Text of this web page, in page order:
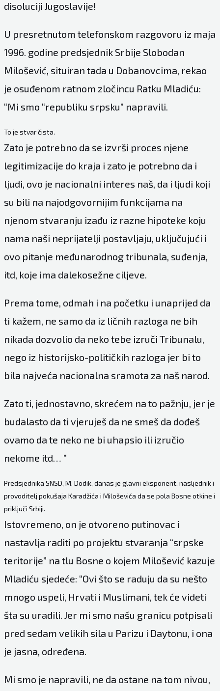
disoluciji Jugoslavije!
U presretnutom telefonskom razgovoru iz maja
1996. godine predsjednik Srbije Slobodan
Milošević, situiran tada u Dobanovcima, rekao
je osuđenom ratnom zločincu Ratku Mladiću:
“Mi smo “republiku srpsku” napravili.
To je stvar čista.
Zato je potrebno da se izvrši proces njene
legitimizacije do kraja i zato je potrebno da i
ljudi, ovo je nacionalni interes naš, da i ljudi koji
su bili na najodgovornijim funkcijama na
njenom stvaranju izađu iz razne hipoteke koju
nama naši neprijatelji postavljaju, uključujući i
ovo pitanje međunarodnog tribunala, suđenja,
itd, koje ima dalekosežne ciljeve.
Prema tome, odmah i na početku i unaprijed da
ti kažem, ne samo da iz ličnih razloga ne bih
nikada dozvolio da neko tebe izruči Tribunalu,
nego iz historijsko-političkih razloga jer bi to
bila najveća nacionalna sramota za naš narod.
Zato ti, jednostavno, skrećem na to pažnju, jer je
budalasto da ti vjeruješ da ne smeš da dođeš
ovamo da te neko ne bi uhapsio ili izručio
nekome itd… ”
Predsjednika SNSD, M. Dodik, danas je glavni eksponent, nasljednik i
provoditelj pokušaja Karadžića i Miloševića da se pola Bosne otkine i
priključi Srbiji.
Istovremeno, on je otvoreno putinovac i
nastavlja raditi po projektu stvaranja “srpske
teritorije” na tlu Bosne o kojem Milošević kazuje
Mladiću sjedeće: “Ovi što se raduju da su nešto
mnogo uspeli, Hrvati i Muslimani, tek će videti
šta su uradili. Jer mi smo našu granicu potpisali
pred sedam velikih sila u Parizu i Daytonu, i ona
je jasna, određena.
Mi smo je napravili, ne da ostane na tom nivou,